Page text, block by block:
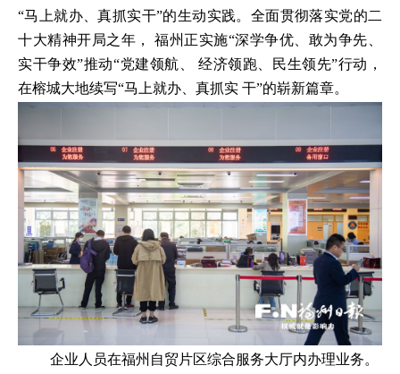
“马上就办、真抓实干”的生动实践。全面贯彻落实党的二
十大精神开局之年， 福州正实施“深学争优、敢为争先、
实干争效”推动“党建领航、 经济领跑、民生领先”行动，
在榕城大地续写“马上就办、真抓实 干”的崭新篇章。
企业人员在福州自贸片区综合服务大厅内办理业务。